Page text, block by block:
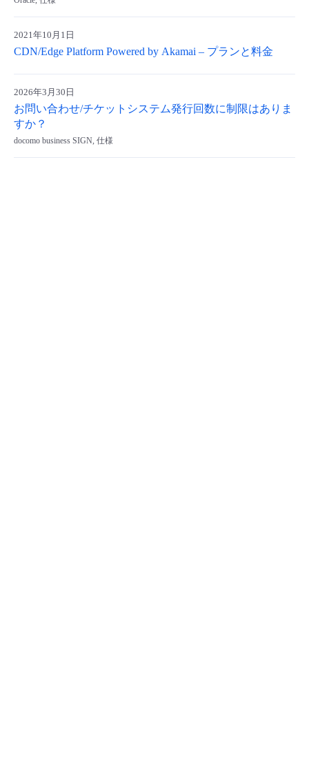
- vUTM2
2021年10月1日
CDN/Edge Platform Powered by Akamai – プランと料金
2026年3月30日
お問い合わせ/チケットシステム発行回数に制限はありま
すか？
docomo business SIGN, 仕様